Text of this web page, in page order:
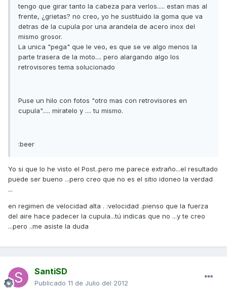
tengo que girar tanto la cabeza para verlos..... estan mas al
frente, ¿grietas? no creo, yo he sustituido la goma que va
detras de la cupula por una arandela de acero inox del
mismo grosor.
La unica "pega" que le veo, es que se ve algo menos la
parte trasera de la moto.... pero alargando algo los
retrovisores tema solucionado
Puse un hilo con fotos "otro mas con retrovisores en
cupula"..... miratelo y .... tu mismo.
:beer
Yo si que lo he visto el Post..pero me parece extraño...el resultado
puede ser bueno ...pero creo que no es el sitio idoneo la verdad
...
en regimen de velocidad alta . :velocidad .pienso que la fuerza
del aire hace padecer la cupula...tú indicas que no ...y te creo
...pero ..me asiste la duda
SantiSD
Publicado 11 de Julio del 2012